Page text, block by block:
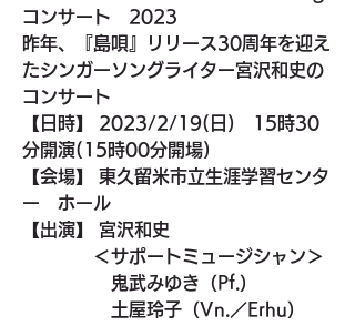
コンサート　2023
昨年、『島唄』リリース30周年を迎え
たシンガーソングライター宮沢和史の
コンサート
【日時】 2023/2/19(日)　15時30
分開演(15時00分開場)
【会場】 東久留米市立生涯学習センタ
ー　ホール
【出演】 宮沢和史
＜サポートミュージシャン＞
鬼武みゆき（Pf.）
土屋玲子（Vn.／Erhu）